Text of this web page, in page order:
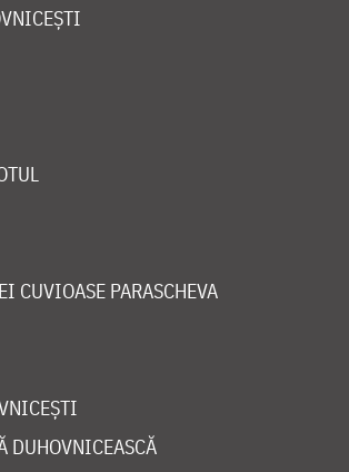
CUVIOASE PARASCHEVA
DUHOVNICEASCĂ